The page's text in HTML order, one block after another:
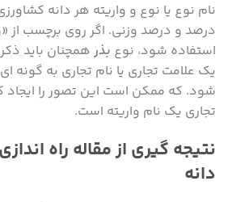
نام نوع یا نوع و واریته هر دانه
درصد و درصد وزنی. اگر روی برچسب از
استفاده شود، نوع بذر همچنان باید
یک علامت تجاری یا نام تجاری به گونه
شود. که ممکن است این تصور را ایجاد
تجاری یک نام واریته است.
نتیجه گیری از مقاله راه
دانه